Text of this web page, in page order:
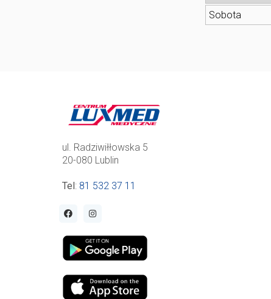
Sobota
ul. Radziwiłłowska 5
20-080 Lublin
Tel: 81 532 37 11